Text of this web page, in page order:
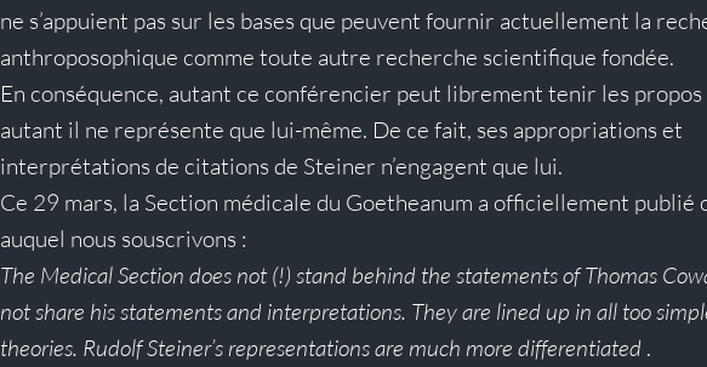
ne s’appuient pas sur les bases que peuvent fournir actuellement la
anthroposophique comme toute autre recherche scientifique fondée.
En conséquence, autant ce conférencier peut librement tenir les propos
autant il ne représente que lui-même. De ce fait, ses appropriations et
interprétations de citations de Steiner n’engagent que lui.
Ce 29 mars, la Section médicale du Goetheanum a officiellement publié
auquel nous souscrivons :
The Medical Section does not (!) stand behind the statements of Thomas
not share his statements and interpretations. They are lined up in all too
theories. Rudolf Steiner’s representations are much more differentiated .